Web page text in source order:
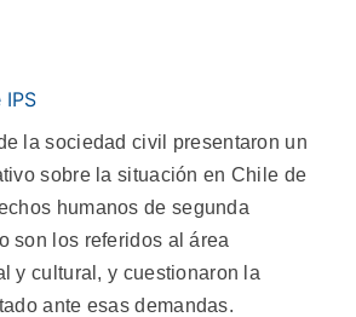
la sociedad civil presentaron un
sobre la situación en Chile de
humanos de segunda
son los referidos al área
y cultural, y cuestionaron la
ante esas demandas.